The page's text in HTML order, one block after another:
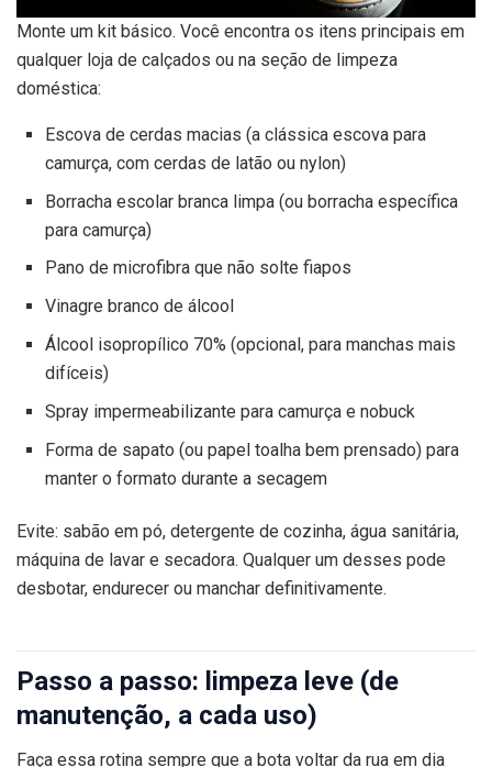
Monte um kit básico. Você encontra os itens principais em
qualquer loja de calçados ou na seção de limpeza
doméstica:
Escova de cerdas macias (a clássica escova para
camurça, com cerdas de latão ou nylon)
Borracha escolar branca limpa (ou borracha específica
para camurça)
Pano de microfibra que não solte fiapos
Vinagre branco de álcool
Álcool isopropílico 70% (opcional, para manchas mais
difíceis)
Spray impermeabilizante para camurça e nobuck
Forma de sapato (ou papel toalha bem prensado) para
manter o formato durante a secagem
Evite: sabão em pó, detergente de cozinha, água sanitária,
máquina de lavar e secadora. Qualquer um desses pode
desbotar, endurecer ou manchar definitivamente.
Passo a passo: limpeza leve (de
manutenção, a cada uso)
Faça essa rotina sempre que a bota voltar da rua em dia